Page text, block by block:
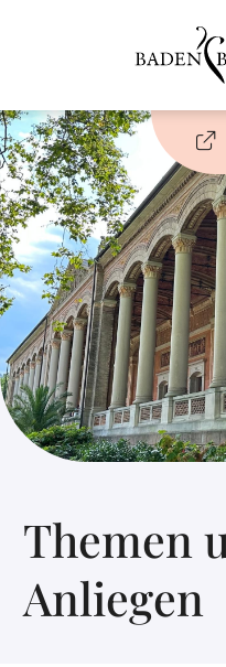
Themen
Anliegen